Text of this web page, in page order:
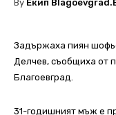
By Екип
Задържаха пиян
Делчев, съобщиха от
Благоевград.
31-годишният мъж е